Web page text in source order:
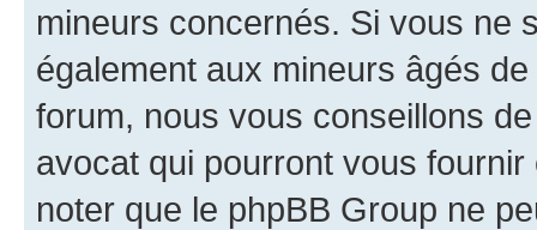
mineurs concernés. Si vous ne
également aux mineurs âgés
forum, nous vous conseillons
avocat qui pourront vous
noter que le phpBB Group ne